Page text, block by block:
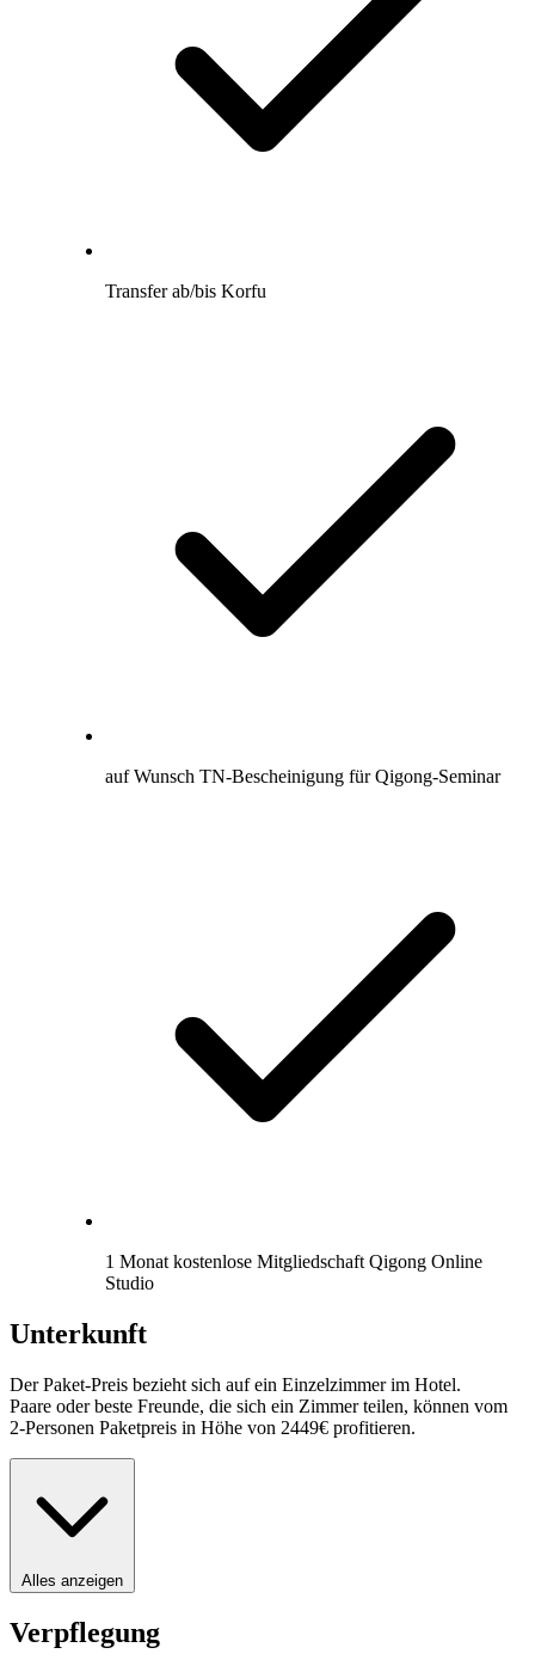
Transfer ab/bis Korfu
auf Wunsch TN-Bescheinigung für Qigong-Seminar
1 Monat kostenlose Mitgliedschaft Qigong Online
Studio
Unterkunft
Der Paket-Preis bezieht sich auf ein Einzelzimmer im Hotel.
Paare oder beste Freunde, die sich ein Zimmer teilen, können vom
2-Personen Paketpreis in Höhe von 2449€ profitieren.
Alles anzeigen
Verpflegung